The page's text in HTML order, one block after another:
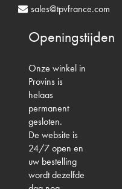
sales@tpvfrance.com
Openingstijden
Onze winkel in
Provins is
helaas
permanent
gesloten.
De website is
24/7 open en
uw bestelling
wordt dezelfde